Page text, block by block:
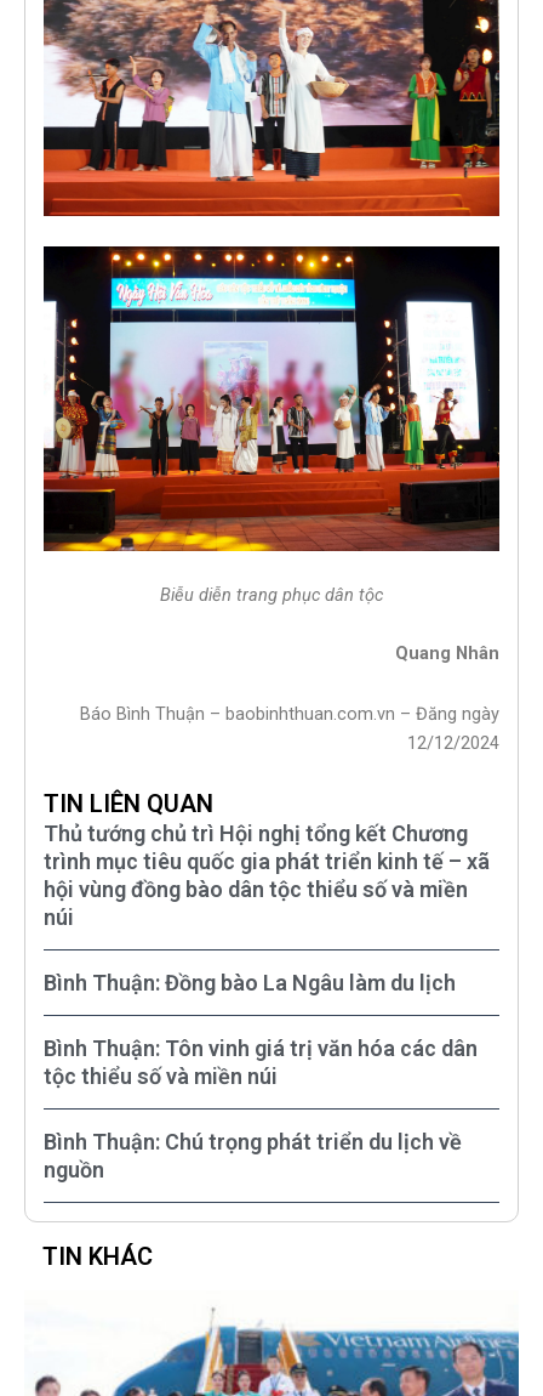
Biễu diễn trang phục dân tộc
Quang Nhân
Báo Bình Thuận – baobinhthuan.com.vn – Đăng ngày
12/12/2024
TIN LIÊN QUAN
Thủ tướng chủ trì Hội nghị tổng kết Chương
trình mục tiêu quốc gia phát triển kinh tế – xã
hội vùng đồng bào dân tộc thiểu số và miền
núi
Bình Thuận: Đồng bào La Ngâu làm du lịch
Bình Thuận: Tôn vinh giá trị văn hóa các dân
tộc thiểu số và miền núi
Bình Thuận: Chú trọng phát triển du lịch về
nguồn
TIN KHÁC